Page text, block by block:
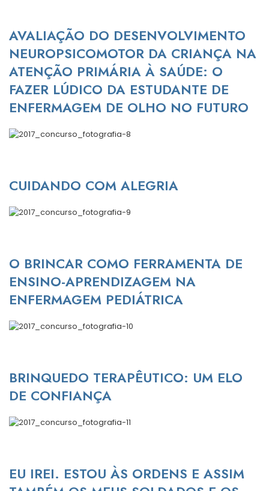
AVALIAÇÃO DO DESENVOLVIMENTO
NEUROPSICOMOTOR DA CRIANÇA NA
ATENÇÃO PRIMÁRIA À SAÚDE: O
FAZER LÚDICO DA ESTUDANTE DE
ENFERMAGEM DE OLHO NO FUTURO
CUIDANDO COM ALEGRIA
O BRINCAR COMO FERRAMENTA DE
ENSINO-APRENDIZAGEM NA
ENFERMAGEM PEDIÁTRICA
BRINQUEDO TERAPÊUTICO: UM ELO
DE CONFIANÇA
EU IREI. ESTOU ÀS ORDENS E ASSIM